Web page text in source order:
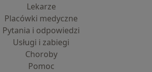
Lekarze
Placówki medyczne
Pytania i odpowiedzi
Usługi i zabiegi
Choroby
Pomoc